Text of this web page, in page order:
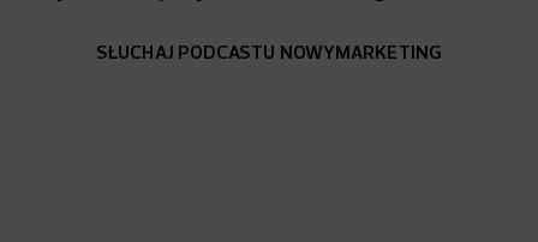
SŁUCHAJ PODCASTU NOWYMARKETING